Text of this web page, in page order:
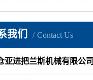
我们 Contact Us
亚进把兰斯机械有限公司